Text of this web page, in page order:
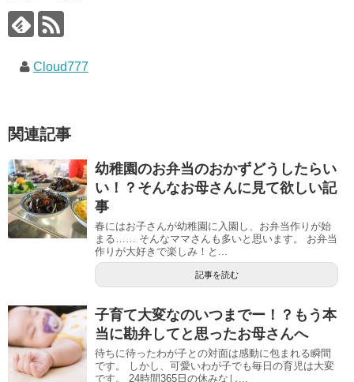
Cloud777
関連記事
幼稚園のお弁当のおかずどうしたらい
い！？そんなお母さんに見て欲しい記
事
春にはお子さんが幼稚園に入園し、お弁当作りが始
まる…… そんなママさんも多いと思います。 お弁当
作りが大好きで楽しみ！と...
記事を読む
子育て大変なのいつまでー！？もう本
当に勘弁してと思ったお母さんへ
待ちに待ったわが子との対面は感動に包まれる瞬間
です。 しかし、可愛いわが子でも毎日の育児は大変
です。 24時間365日の休みなし...